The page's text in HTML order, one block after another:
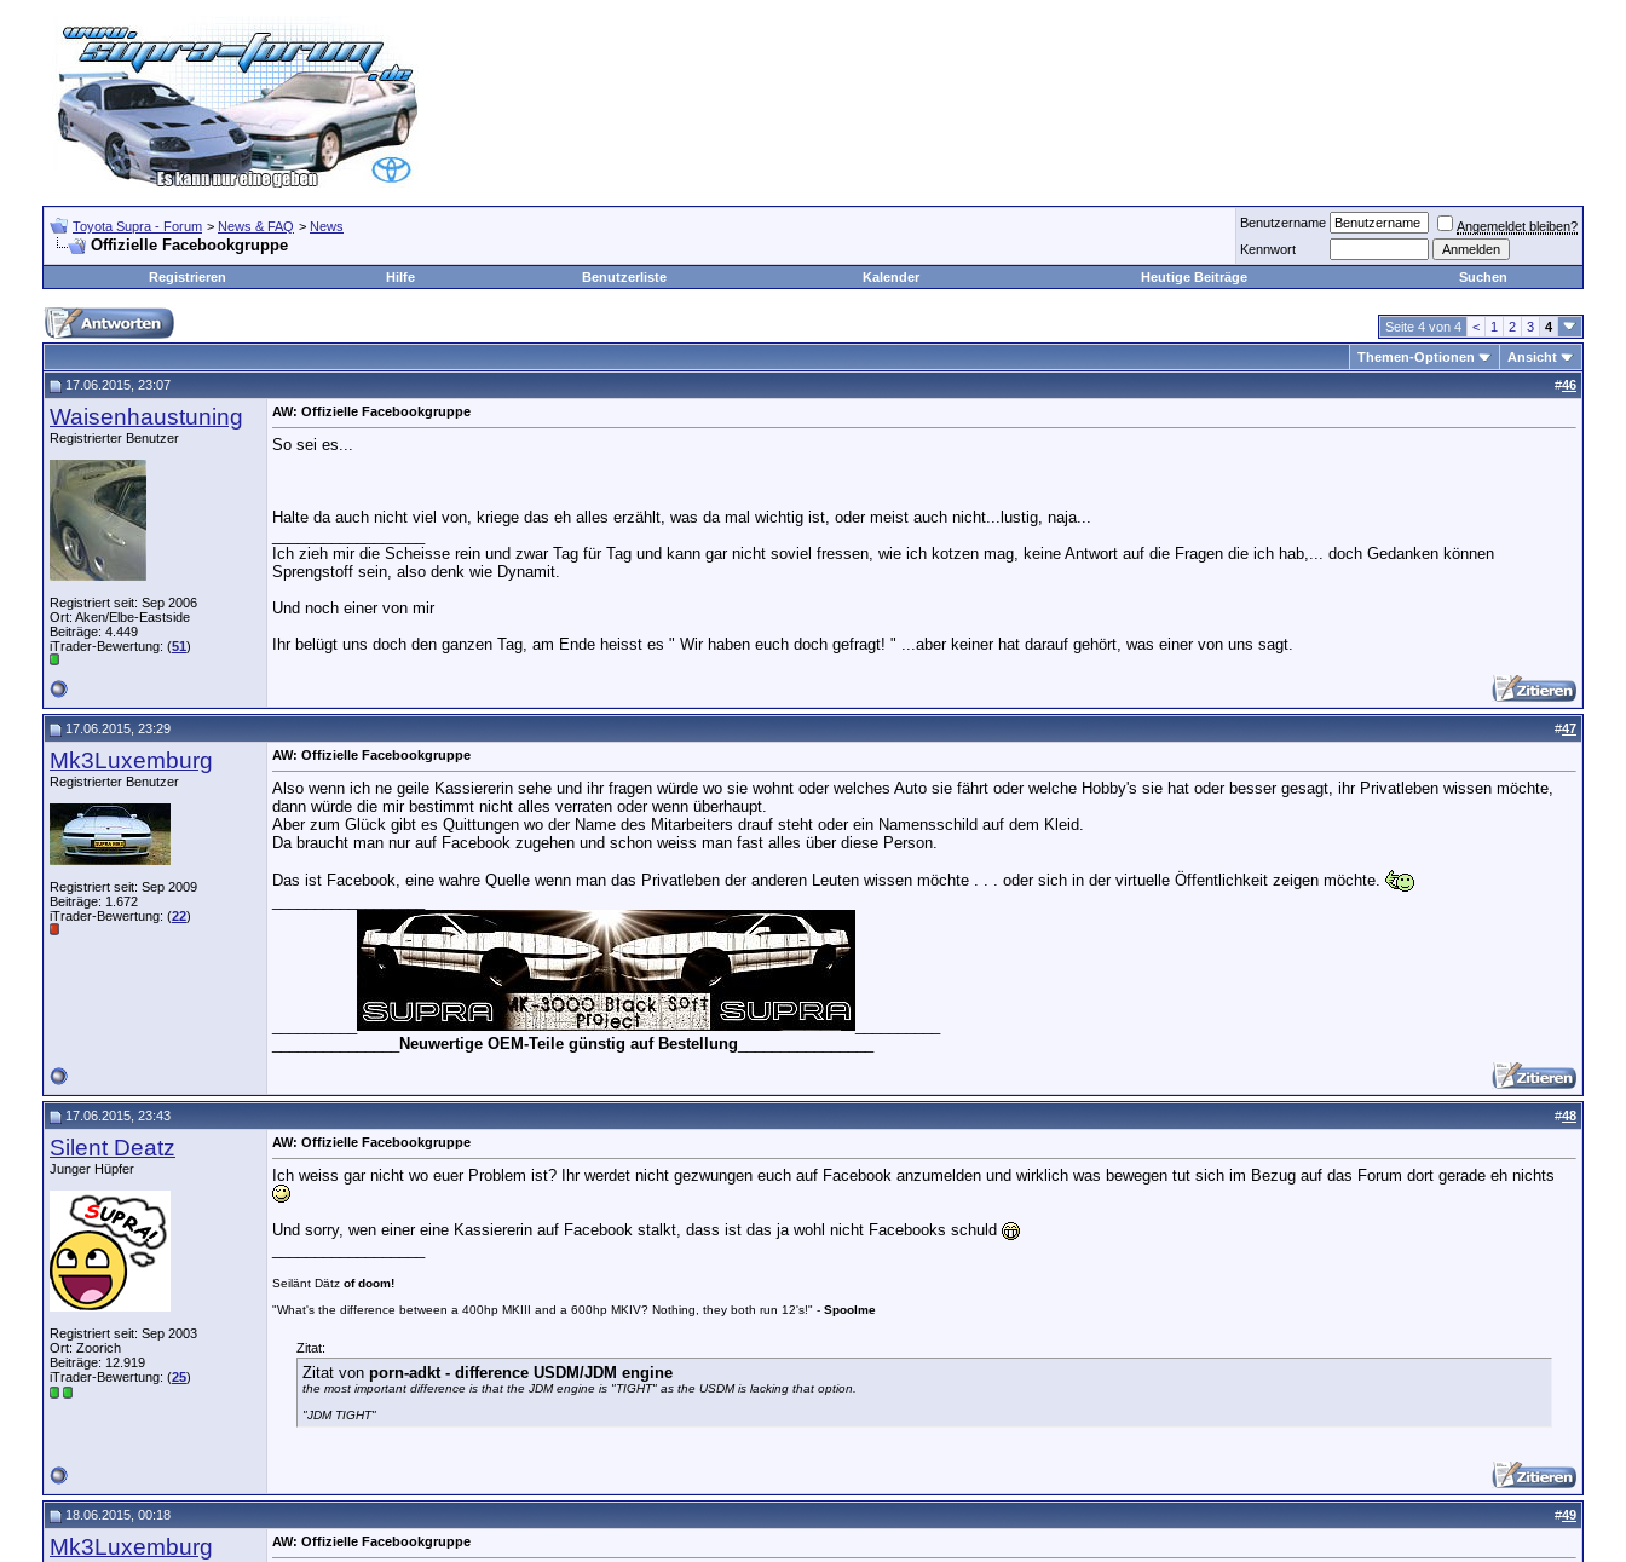
Toyota Supra - Forum > News & FAQ > News
Offizielle Facebookgruppe
Benutzername
Angemeldet bleiben?
Kennwort
Registrieren
Hilfe Benutzerliste Kalender Heutige Beiträge Suchen
Seite 4 von 4 < 1 2 3 4
Themen-Optionen
Ansicht
17.06.2015, 23:07
#46
Waisenhaustuning
Registrierter Benutzer
Registriert seit: Sep 2006
Ort: Aken/Elbe-Eastside
Beiträge: 4.449
iTrader-Bewertung: (51)
AW: Offizielle Facebookgruppe
So sei es...
Halte da auch nicht viel von, kriege das eh alles erzählt, was da mal wichtig ist, oder meist auch nicht...lustig, naja...
Ich zieh mir die Scheisse rein und zwar Tag für Tag und kann gar nicht soviel fressen, wie ich kotzen mag, keine Antwort auf die Fragen die ich hab,... doch Gedanken können
Sprengstoff sein, also denk wie Dynamit.
Und noch einer von mir
Ihr belügt uns doch den ganzen Tag, am Ende heisst es " Wir haben euch doch gefragt! " ...aber keiner hat darauf gehört, was einer von uns sagt.
17.06.2015, 23:29 #47
Mk3Luxemburg
Registrierter Benutzer
Registriert seit: Sep 2009
Beiträge: 1.672
iTrader-Bewertung: (22)
AW: Offizielle Facebookgruppe
Also wenn ich ne geile Kassiererin sehe und ihr fragen würde wo sie wohnt oder welches Auto sie fährt oder welche Hobby's sie hat oder besser gesagt, ihr Privatleben wissen möchte,
dann würde die mir bestimmt nicht alles verraten oder wenn überhaupt.
Aber zum Glück gibt es Quittungen wo der Name des Mitarbeiters drauf steht oder ein Namensschild auf dem Kleid.
Da braucht man nur auf Facebook zugehen und schon weiss man fast alles über diese Person.
Das ist Facebook, eine wahre Quelle wenn man das Privatleben der anderen Leuten wissen möchte . . . oder sich in der virtuelle Öffentlichkeit zeigen möchte.
Neuwertige OEM-Teile günstig auf Bestellung
17.06.2015, 23:43 #48
Silent Deatz
Junger Hüpfer
Registriert seit: Sep 2003
Ort: Zoorich
Beiträge: 12.919
iTrader-Bewertung: (25)
AW: Offizielle Facebookgruppe
Ich weiss gar nicht wo euer Problem ist? Ihr werdet nicht gezwungen euch auf Facebook anzumelden und wirklich was bewegen tut sich im Bezug auf das Forum dort gerade eh nichts
Und sorry, wen einer eine Kassiererin auf Facebook stalkt, dass ist das ja wohl nicht Facebooks schuld
Seilänt Dätz of doom!
"What's the difference between a 400hp MKIII and a 600hp MKIV? Nothing, they both run 12's!" - Spoolme
Zitat:
Zitat von porn-adkt - difference USDM/JDM engine
the most important difference is that the JDM engine is "TIGHT" as the USDM is lacking that option.
"JDM TIGHT"
18.06.2015, 00:18 #49
Mk3Luxemburg AW: Offizielle Facebookgruppe